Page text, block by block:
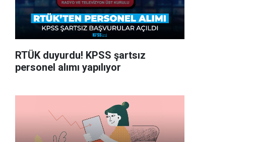
RTÜK duyurdu! KPSS şartsız
personel alımı yapılıyor